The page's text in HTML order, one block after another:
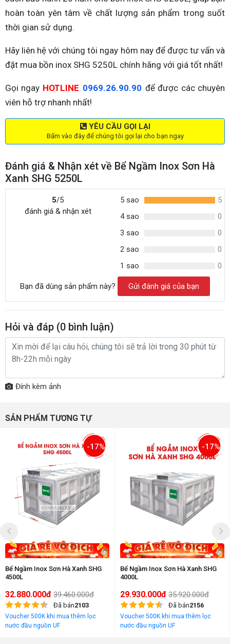
hoàn toàn yên tâm về chất lượng sản phẩm trong suốt
thời gian sử dụng.
Hãy liên hệ với chúng tôi ngay hôm nay để được tư vấn và
đặt mua bồn inox SHG 5250L chính hãng với giá tốt nhất!
Gọi ngay HOTLINE 0969.26.90.90 để được các chuyên
viên hỗ trợ nhanh nhất!
YÊU CẦU GỌI LẠI
Bấm vào đây để chúng tôi gọi lại cho bạn ngay
Đánh giá & Nhận xét về Bể Ngầm Inox Sơn Hà
Xanh SHG 5250L
5/5
đánh giá & nhận xét
5 sao
5
4 sao
0
3 sao
0
2 sao
0
1 sao
0
Bạn đã dùng sản phẩm này? Gửi đánh giá của bạn
Hỏi và đáp (0 bình luận)
Đính kèm ảnh
SẢN PHẨM TƯƠNG TỰ
-17%
Bể Ngầm Inox Sơn Hà Xanh SHG
4500L
32.880.000đ 39.460.000đ
Đã bán2103
Voucher 500K khi mua thêm lọc
nước đầu nguồn UF
-17%
Bể Ngầm Inox Sơn Hà Xanh SHG
4000L
29.930.000đ 35.920.000đ
Đã bán2156
Voucher 500K khi mua thêm lọc
nước đầu nguồn UF